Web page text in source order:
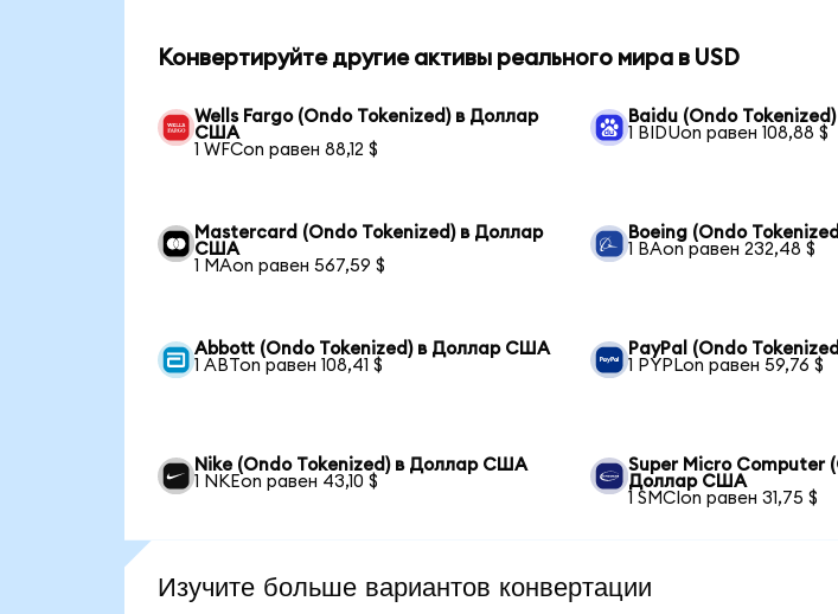
Конвертируйте другие активы реального мира в USD
Wells Fargo (Ondo Tokenized) в Доллар
США
1 WFCon равен 88,12 $
Baidu (Ondo
1 BIDUon равен 108,88 $
Mastercard (Ondo Tokenized) в Доллар
США
1 MAon равен 567,59 $
Boeing (Ondo
1 BAon равен 232,48 $
Abbott (Ondo Tokenized) в Доллар США
1 ABTon равен 108,41 $
PayPal (Ondo
1 PYPLon равен 59,76 $
Nike (Ondo Tokenized) в Доллар США
1 NKEon равен 43,10 $
Super Micro Computer
Доллар США
1 SMCIon равен 31,75 $
Изучите больше вариантов конвертации